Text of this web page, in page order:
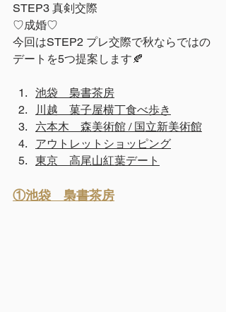
STEP3 真剣交際
♡成婚♡
今回はSTEP2 プレ交際で秋ならではの
デートを5つ提案します🍂
池袋　梟書茶房
川越　菓子屋横丁食べ歩き
六本木　森美術館 / 国立新美術館
アウトレットショッピング
東京　高尾山紅葉デート
①池袋　梟書茶房